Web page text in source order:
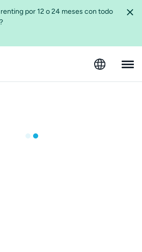
por 12 o 24 meses con todo